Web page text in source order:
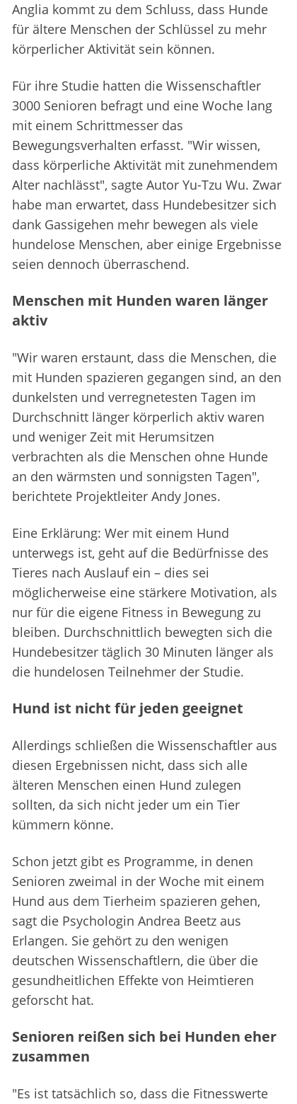
Anglia kommt zu dem Schluss, dass Hunde
für ältere Menschen der Schlüssel zu mehr
körperlicher Aktivität sein können.
Für ihre Studie hatten die Wissenschaftler
3000 Senioren befragt und eine Woche lang
mit einem Schrittmesser das
Bewegungsverhalten erfasst. "Wir wissen,
dass körperliche Aktivität mit zunehmendem
Alter nachlässt", sagte Autor Yu-Tzu Wu. Zwar
habe man erwartet, dass Hundebesitzer sich
dank Gassigehen mehr bewegen als viele
hundelose Menschen, aber einige Ergebnisse
seien dennoch überraschend.
Menschen mit Hunden waren länger
aktiv
"Wir waren erstaunt, dass die Menschen, die
mit Hunden spazieren gegangen sind, an den
dunkelsten und verregnetesten Tagen im
Durchschnitt länger körperlich aktiv waren
und weniger Zeit mit Herumsitzen
verbrachten als die Menschen ohne Hunde
an den wärmsten und sonnigsten Tagen",
berichtete Projektleiter Andy Jones.
Eine Erklärung: Wer mit einem Hund
unterwegs ist, geht auf die Bedürfnisse des
Tieres nach Auslauf ein – dies sei
möglicherweise eine stärkere Motivation, als
nur für die eigene Fitness in Bewegung zu
bleiben. Durchschnittlich bewegten sich die
Hundebesitzer täglich 30 Minuten länger als
die hundelosen Teilnehmer der Studie.
Hund ist nicht für jeden geeignet
Allerdings schließen die Wissenschaftler aus
diesen Ergebnissen nicht, dass sich alle
älteren Menschen einen Hund zulegen
sollten, da sich nicht jeder um ein Tier
kümmern könne.
Schon jetzt gibt es Programme, in denen
Senioren zweimal in der Woche mit einem
Hund aus dem Tierheim spazieren gehen,
sagt die Psychologin Andrea Beetz aus
Erlangen. Sie gehört zu den wenigen
deutschen Wissenschaftlern, die über die
gesundheitlichen Effekte von Heimtieren
geforscht hat.
Senioren reißen sich bei Hunden eher
zusammen
"Es ist tatsächlich so, dass die Fitnesswerte